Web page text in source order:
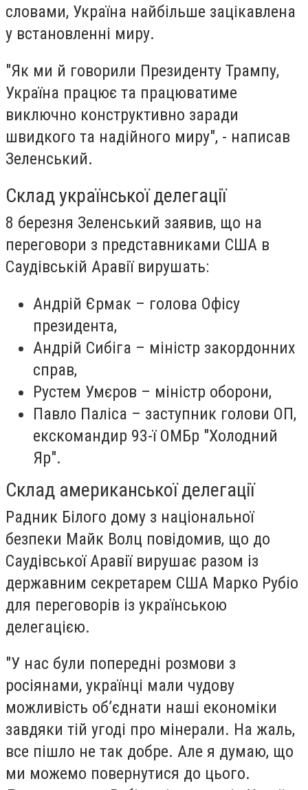
словами, Україна найбільше зацікавлена
у встановленні миру.
"Як ми й говорили Президенту Трампу,
Україна працює та працюватиме
виключно конструктивно заради
швидкого та надійного миру", - написав
Зеленський.
Склад української делегації
8 березня Зеленський заявив, що на
переговори з представниками США в
Саудівській Аравії вирушать:
Андрій Єрмак – голова Офісу
президента,
Андрій Сибіга – міністр закордонних
справ,
Рустем Умєров – міністр оборони,
Павло Паліса – заступник голови ОП,
екскомандир 93-ї ОМБр "Холодний
Яр".
Склад американської делегації
Радник Білого дому з національної
безпеки Майк Волц повідомив, що до
Саудівської Аравії вирушає разом із
державним секретарем США Марко Рубіо
для переговорів із українською
делегацією.
"У нас були попередні розмови з
росіянами, українці мали чудову
можливість об’єднати наші економіки
завдяки тій угоді про мінерали. На жаль,
все пішло не так добре. Але я думаю, що
ми можемо повернутися до цього.